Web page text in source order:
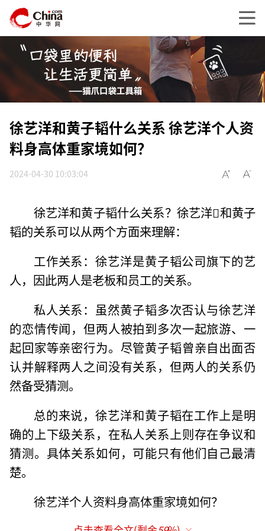
徐艺洋和黄子韬什么关系 徐艺洋个人资
料身高体重家境如何？
2024-04-30 10:03:04
徐艺洋和黄子韬什么关系？徐艺洋和黄子
韬的关系可以从两个方面来理解：
工作关系：徐艺洋是黄子韬公司旗下的艺
人，因此两人是老板和员工的关系。
私人关系：虽然黄子韬多次否认与徐艺洋
的恋情传闻，但两人被拍到多次一起旅游、一
起回家等亲密行为。尽管黄子韬曾亲自出面否
认并解释两人之间没有关系，但两人的关系仍
然备受猜测。
总的来说，徐艺洋和黄子韬在工作上是明
确的上下级关系，在私人关系上则存在争议和
猜测。具体关系如何，可能只有他们自己最清
楚。
徐艺洋个人资料身高体重家境如何？